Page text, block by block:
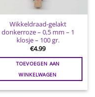
Wikkeldraad-gelakt
donkerroze – 0,5 mm – 1
klosje – 100 gr.
€4.99
TOEVOEGEN AAN
WINKELWAGEN